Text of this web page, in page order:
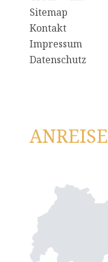
Sitemap
Kontakt
Impressum
Datenschutz
ANREISE